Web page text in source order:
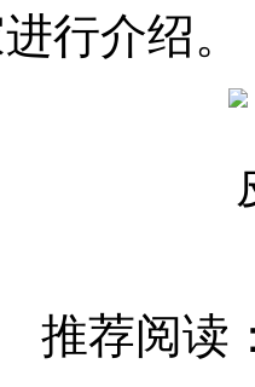
行介绍。
推荐阅读